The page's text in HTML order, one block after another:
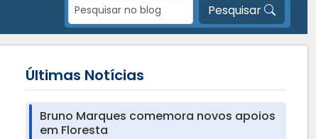
Pesquisar
Últimas Notícias
Bruno Marques comemora novos apoios
em Floresta